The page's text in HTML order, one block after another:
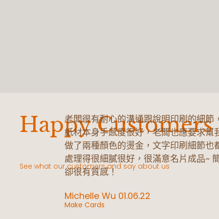
Happy Customers
See what our customers and say about us
老闆很有耐心的溝通跟說明印刷的細節，
紙材本身手感度很好，老闆也應要求幫
做了兩種顏色的燙金，文字印刷細節也
處理得很細膩很好，很滿意名片成品~
卻很有質感！
Michelle Wu 01.06.22
Make Cards